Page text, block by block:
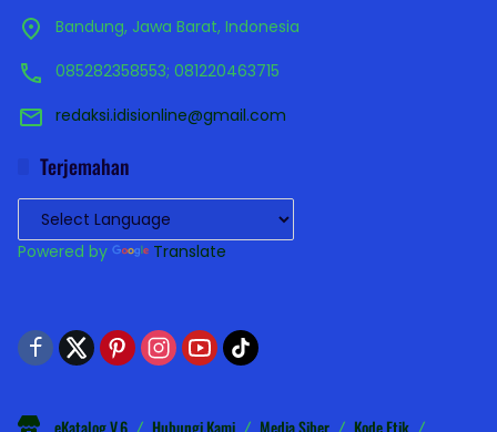
Bandung, Jawa Barat, Indonesia
085282358553; 081220463715
redaksi.idisionline@gmail.com
Terjemahan
Powered by Translate
eKatalog V.6 Hubungi Kami Media Siber Kode Etik